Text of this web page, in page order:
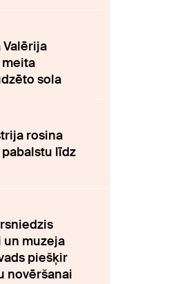
sola
rosina
līdz
muzeja
piešķir
novēršanai